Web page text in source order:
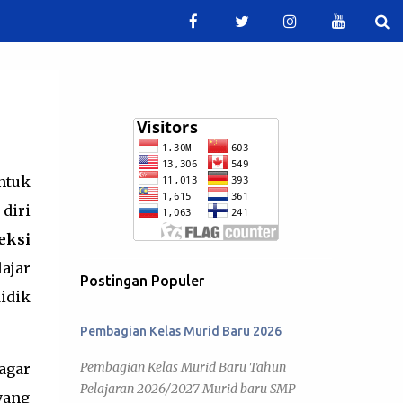
diri
Postingan Populer
Pembagian Kelas Murid Baru 2026
Pembagian Kelas Murid Baru Tahun
Pelajaran 2026/2027 Murid baru SMP